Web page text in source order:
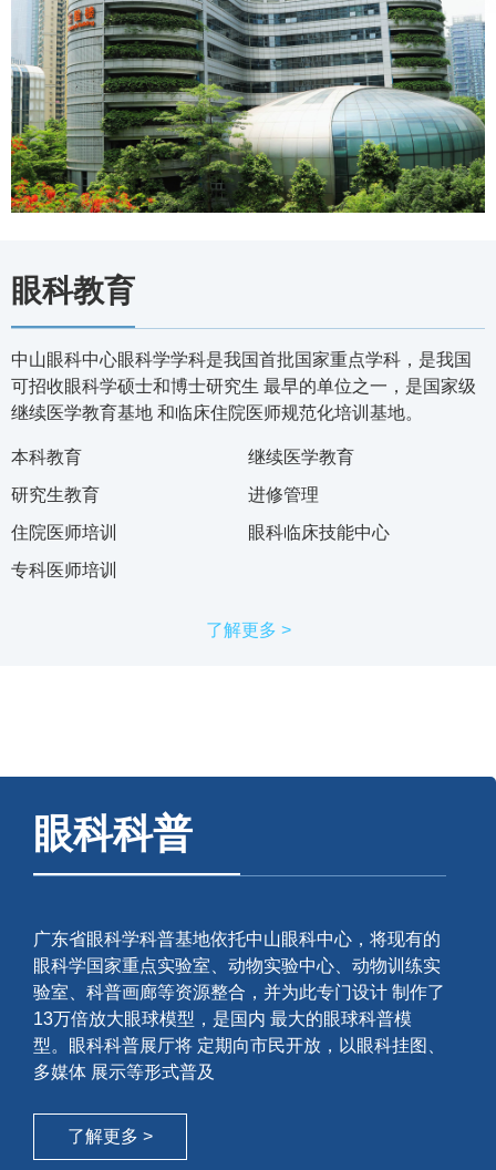
眼科教育
中山眼科中心眼科学学科是我国首批国家重点学科，是我国
可招收眼科学硕士和博士研究生 最早的单位之一，是国家级
继续医学教育基地 和临床住院医师规范化培训基地。
本科教育
继续医学教育
研究生教育
进修管理
住院医师培训
眼科临床技能中心
专科医师培训
了解更多 >
眼科科普
广东省眼科学科普基地依托中山眼科中心，将现有的
眼科学国家重点实验室、动物实验中心、动物训练实
验室、科普画廊等资源整合，并为此专门设计 制作了
13万倍放大眼球模型，是国内 最大的眼球科普模
型。眼科科普展厅将 定期向市民开放，以眼科挂图、
多媒体 展示等形式普及
了解更多 >